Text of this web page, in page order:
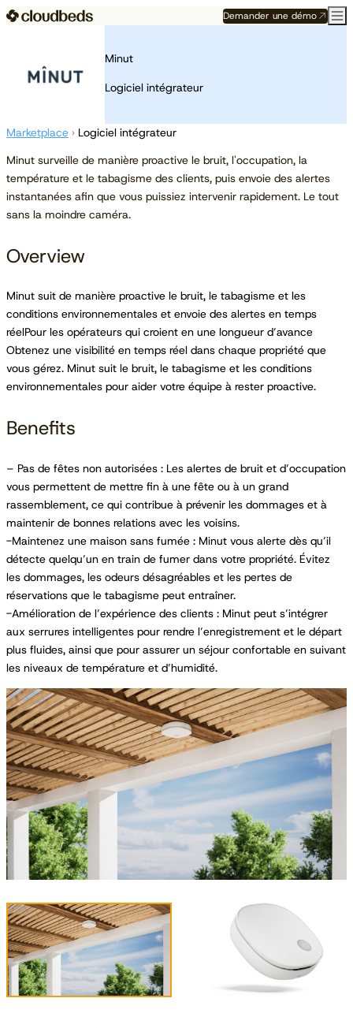
Demander une démo
Minut
Logiciel intégrateur
Marketplace › Logiciel intégrateur
Minut surveille de manière proactive le bruit, l'occupation, la
température et le tabagisme des clients, puis envoie des alertes
instantanées afin que vous puissiez intervenir rapidement. Le tout
sans la moindre caméra.
Overview
Minut suit de manière proactive le bruit, le tabagisme et les
conditions environnementales et envoie des alertes en temps
réelPour les opérateurs qui croient en une longueur d’avance
Obtenez une visibilité en temps réel dans chaque propriété que
vous gérez. Minut suit le bruit, le tabagisme et les conditions
environnementales pour aider votre équipe à rester proactive.
Benefits
– Pas de fêtes non autorisées : Les alertes de bruit et d’occupation
vous permettent de mettre fin à une fête ou à un grand
rassemblement, ce qui contribue à prévenir les dommages et à
maintenir de bonnes relations avec les voisins.
-Maintenez une maison sans fumée : Minut vous alerte dès qu’il
détecte quelqu’un en train de fumer dans votre propriété. Évitez
les dommages, les odeurs désagréables et les pertes de
réservations que le tabagisme peut entraîner.
-Amélioration de l’expérience des clients : Minut peut s’intégrer
aux serrures intelligentes pour rendre l’enregistrement et le départ
plus fluides, ainsi que pour assurer un séjour confortable en suivant
les niveaux de température et d’humidité.